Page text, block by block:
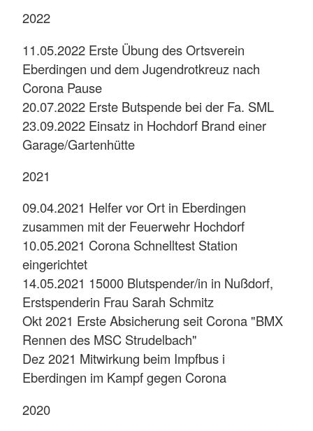
2022
11.05.2022 Erste Übung des Ortsverein
Eberdingen und dem Jugendrotkreuz nach
Corona Pause
20.07.2022 Erste Butspende bei der Fa. SML
23.09.2022 Einsatz in Hochdorf Brand einer
Garage/Gartenhütte
2021
09.04.2021 Helfer vor Ort in Eberdingen
zusammen mit der Feuerwehr Hochdorf
10.05.2021 Corona Schnelltest Station
eingerichtet
14.05.2021 15000 Blutspender/in in Nußdorf,
Erstspenderin Frau Sarah Schmitz
Okt 2021 Erste Absicherung seit Corona "BMX
Rennen des MSC Strudelbach"
Dez 2021 Mitwirkung beim Impfbus i
Eberdingen im Kampf gegen Corona
2020